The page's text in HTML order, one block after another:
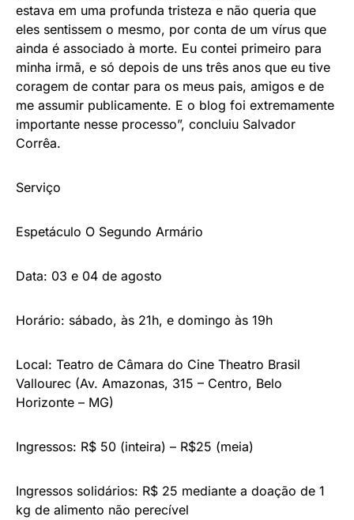
estava em uma profunda tristeza e não queria que
eles sentissem o mesmo, por conta de um vírus que
ainda é associado à morte. Eu contei primeiro para
minha irmã, e só depois de uns três anos que eu tive
coragem de contar para os meus pais, amigos e de
me assumir publicamente. E o blog foi extremamente
importante nesse processo”, concluiu Salvador
Corrêa.
Serviço
Espetáculo O Segundo Armário
Data: 03 e 04 de agosto
Horário: sábado, às 21h, e domingo às 19h
Local: Teatro de Câmara do Cine Theatro Brasil
Vallourec (Av. Amazonas, 315 – Centro, Belo
Horizonte – MG)
Ingressos: R$ 50 (inteira) – R$25 (meia)
Ingressos solidários: R$ 25 mediante a doação de 1
kg de alimento não perecível